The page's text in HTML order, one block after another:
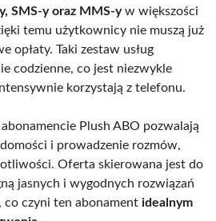
SMS-y oraz MMS-yw większości
temu użytkownicy nie muszą już
opłaty. Taki zestaw usług
codzienne, co jest niezwykle
korzystają z telefonu.
Plush ABO pozwalają
i prowadzenie rozmów,
Oferta skierowana jest do
jasnych i wygodnych rozwiązań
co czyni ten abonament idealnym